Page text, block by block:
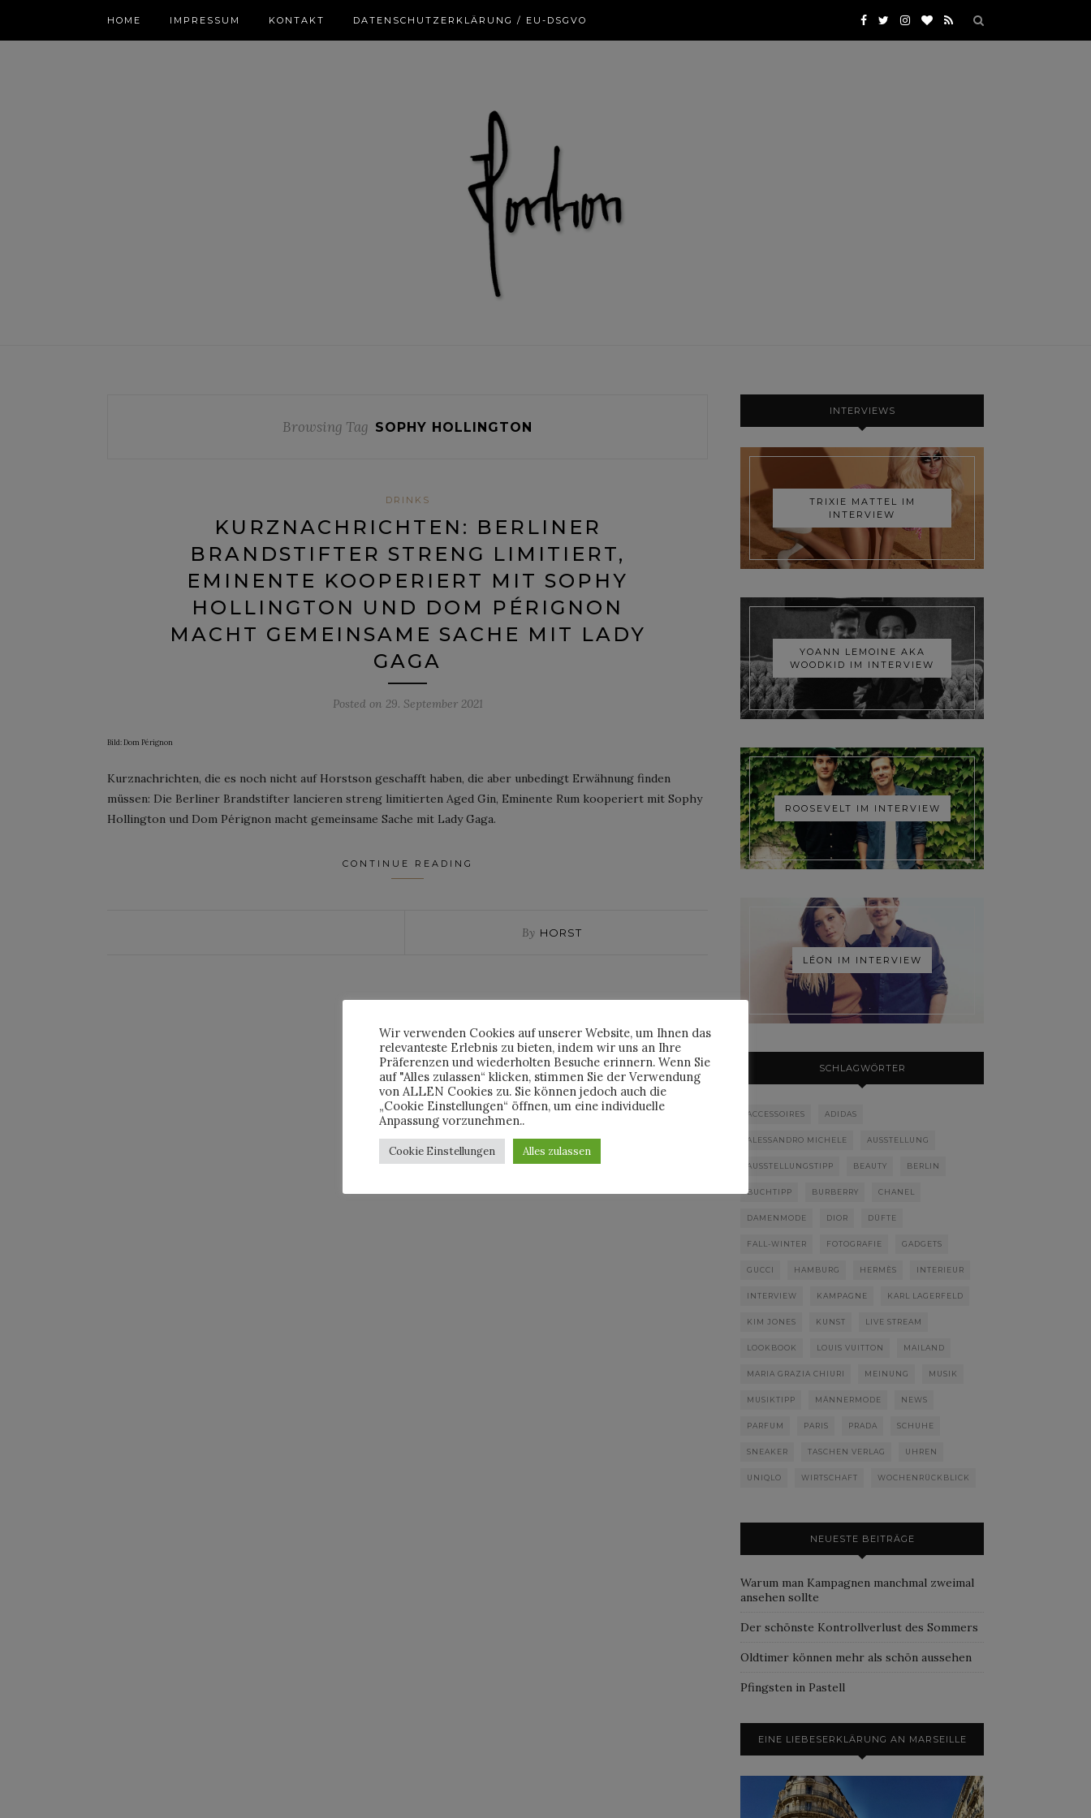
HOME IMPRESSUM KONTAKT DATENSCHUTZERKLÄRUNG / EU-DSGVO
Browsing Tag SOPHY HOLLINGTON
DRINKS
KURZNACHRICHTEN: BERLINER
BRANDSTIFTER STRENG LIMITIERT,
EMINENTE KOOPERIERT MIT SOPHY
HOLLINGTON UND DOM PÉRIGNON
MACHT GEMEINSAME SACHE MIT LADY
GAGA
Posted on 29. September 2021
Bild: Dom Pérignon
Kurznachrichten, die es noch nicht auf Horstson geschafft haben, die aber unbedingt Erwähnung finden
müssen: Die Berliner Brandstifter lancieren streng limitierten Aged Gin, Eminente Rum kooperiert mit Sophy
Hollington und Dom Pérignon macht gemeinsame Sache mit Lady Gaga.
CONTINUE READING
By HORST
INTERVIEWS
TRIXIE MATTEL IM
INTERVIEW
YOANN LEMOINE AKA
WOODKID IM INTERVIEW
ROOSEVELT IM INTERVIEW
LÉON IM INTERVIEW
SCHLAGWÖRTER
ACCESSOIRES ADIDAS
ALESSANDRO MICHELE AUSSTELLUNG
AUSSTELLUNGSTIPP BEAUTY BERLIN
BUCHTIPP BURBERRY CHANEL
DAMENMODE DIOR DÜFTE
FALL-WINTER FOTOGRAFIE GADGETS
GUCCI HAMBURG HERMÈS INTERIEUR
INTERVIEW KAMPAGNE KARL LAGERFELD
KIM JONES KUNST LIVE STREAM
LOOKBOOK LOUIS VUITTON MAILAND
MARIA GRAZIA CHIURI MEINUNG MUSIK
MUSIKTIPP MÄNNERMODE NEWS
PARFUM PARIS PRADA SCHUHE
SNEAKER TASCHEN VERLAG UHREN
UNIQLO WIRTSCHAFT WOCHENRÜCKBLICK
NEUESTE BEITRÄGE
Warum man Kampagnen manchmal zweimal
ansehen sollte
Der schönste Kontrollverlust des Sommers
Oldtimer können mehr als schön aussehen
Pfingsten in Pastell
EINE LIEBESERKLÄRUNG AN MARSEILLE
Wir verwenden Cookies auf unserer Website, um Ihnen das
relevanteste Erlebnis zu bieten, indem wir uns an Ihre
Präferenzen und wiederholten Besuche erinnern. Wenn Sie
auf "Alles zulassen“ klicken, stimmen Sie der Verwendung
von ALLEN Cookies zu. Sie können jedoch auch die
„Cookie Einstellungen“ öffnen, um eine individuelle
Anpassung vorzunehmen..
Cookie Einstellungen Alles zulassen